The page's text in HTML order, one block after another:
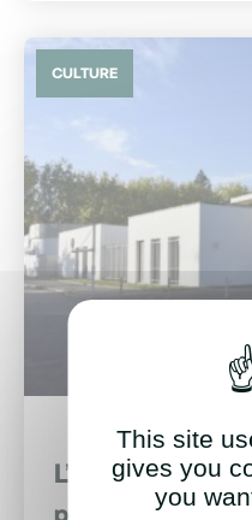
CULTURE
L’école
This site
gives you
you